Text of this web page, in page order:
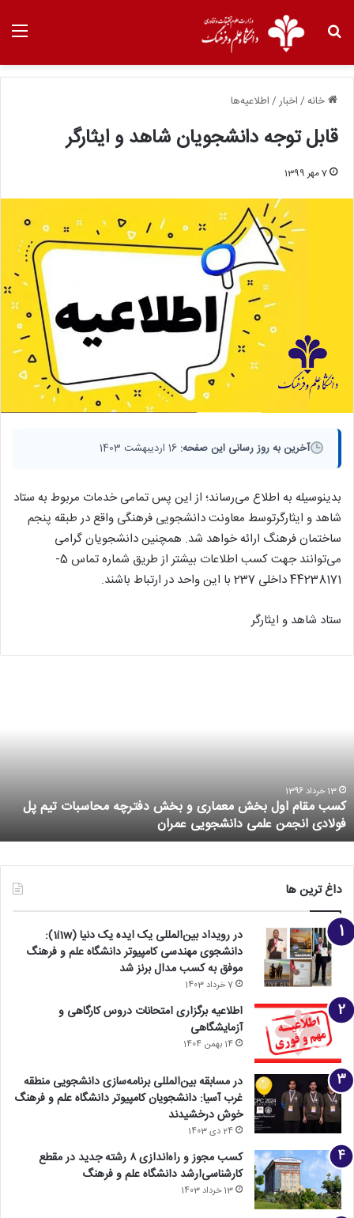
خانه/اخبار/اطلاعیه‌ها
قابل توجه دانشجویان شاهد و ایثارگر
7 مهر 1399
آخرین به روز رسانی این صفحه: 16 اردیبهشت 1403
بدینوسیله به اطلاع می‌‏رساند؛ از این پس تمامی خدمات مربوط به ستاد
شاهد و ایثارگرتوسط معاونت دانشجویی فرهنگی واقع در طبقه پنجم
ساختمان فرهنگ ارائه خواهد شد. همچنین دانشجویان گرامی‌
می‌توانند جهت کسب اطلاعات بیشتر از طریق شماره تماس 5-
44238171 داخلی 237 با این واحد در ارتباط باشند.
ستاد شاهد و ایثارگر
13 خرداد 1396
کسب مقام اول بخش معماری و بخش دفترچه محاسبات تیم پل
فولادی انجمن علمی دانشجویی عمران
داغ ترین ها
در رویداد بین‌المللی یک ایده یک دنیا (1i1w):
دانشجوی مهندسی کامپیوتر دانشگاه علم و فرهنگ
موفق به کسب مدال برنز شد
7 خرداد 1403
اطلاعیه برگزاری امتحانات دروس کارگاهی و
آزمایشگاهی
14 بهمن 1404
در مسابقه بین‌المللی برنامه‌سازی دانشجویی منطقه
غرب آسیا: دانشجویان کامپیوتر دانشگاه علم و فرهنگ
خوش درخشیدند
24 دی 1403
کسب مجوز و راه‌اندازی ۸ رشته جدید در مقطع
کارشناسی‌ارشد دانشگاه علم و فرهنگ
13 خرداد 1403